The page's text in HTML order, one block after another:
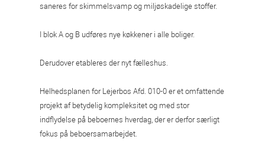
saneres for skimmelsvamp og miljøskadelige stoffer.
I blok A og B udføres nye køkkener i alle boliger.
Derudover etableres der nyt fælleshus.
Helhedsplanen for Lejerbos Afd. 010-0 er et omfattende
projekt af betydelig kompleksitet og med stor
indflydelse på beboernes hverdag, der er derfor særligt
fokus på beboersamarbejdet.